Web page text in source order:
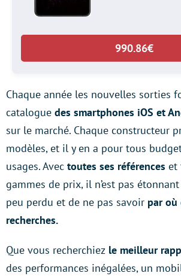
990.86€
Chaque année les nouvelles sorties
catalogue des smartphones iOS et
sur le marché. Chaque constructeur
modèles, et il y en a pour tous
usages. Avec toutes ses références et
gammes de prix, il n’est pas
peu perdu et de ne pas savoir par où
recherches.
Que vous recherchiez le meilleur
des performances inégalées, un